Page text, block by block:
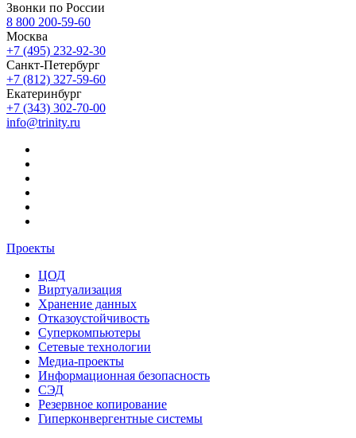
Звонки по России
8 800 200-59-60
Москва
+7 (495) 232-92-30
Санкт-Петербург
+7 (812) 327-59-60
Екатеринбург
+7 (343) 302-70-00
info@trinity.ru
Проекты
ЦОД
Виртуализация
Хранение данных
Отказоустойчивость
Суперкомпьютеры
Сетевые технологии
Медиа-проекты
Информационная безопасность
СЭД
Резервное копирование
Гиперконвергентные системы